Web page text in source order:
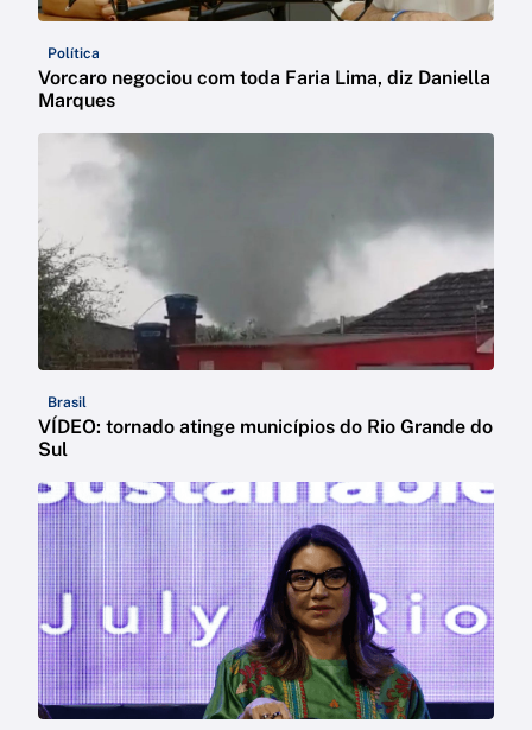
Política
Vorcaro negociou com toda Faria Lima, diz Daniella
Marques
Brasil
VÍDEO: tornado atinge municípios do Rio Grande do
Sul